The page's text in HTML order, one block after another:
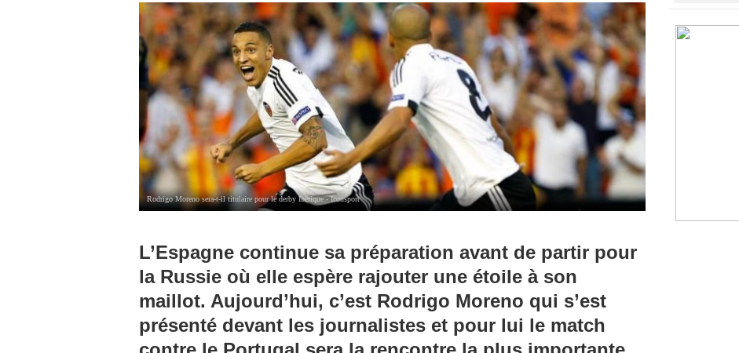
Rodrigo Moreno sera-t-il titulaire pour le derby Ibérique - Iconsport
L’Espagne continue sa préparation avant de partir pour
la Russie où elle espère rajouter une étoile à son
maillot. Aujourd’hui, c’est Rodrigo Moreno qui s’est
présenté devant les journalistes et pour lui le match